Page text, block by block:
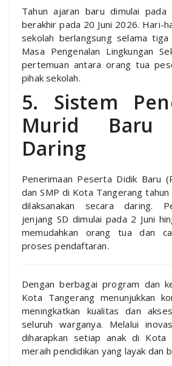
Tahun ajaran baru dimulai
berakhir pada 20 Juni 2026. Hari-
sekolah berlangsung selama
Masa Pengenalan Lingkungan
pertemuan antara orang tua
pihak sekolah.
5. Sistem
Murid Baru
Daring
Penerimaan Peserta Didik Baru
dan SMP di Kota Tangerang
dilaksanakan secara daring.
jenjang SD dimulai pada 2 Juni
memudahkan orang tua dan
proses pendaftaran.
Dengan berbagai program dan
Kota Tangerang menunjukkan
meningkatkan kualitas dan
seluruh warganya. Melalui
diharapkan setiap anak di Kota
meraih pendidikan yang layak dan